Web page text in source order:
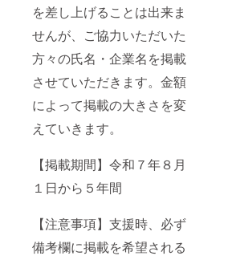
を差し上げることは出来ま
せんが、ご協力いただいた
方々の氏名・企業名を掲載
させていただきます。金額
によって掲載の大きさを変
えていきます。
【掲載期間】令和７年８月
１日から５年間
【注意事項】支援時、必ず
備考欄に掲載を希望される